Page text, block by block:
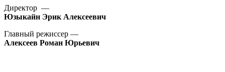
Директор —
Юзыкайн Эрик Алексеевич
Главный режиссер —
Алексеев Роман Юрьевич